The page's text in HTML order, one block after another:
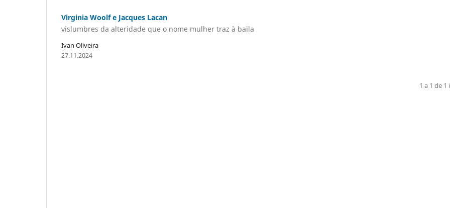
Virginia Woolf e Jacques Lacan
vislumbres da alteridade que o nome mulher traz à baila
Ivan Oliveira
27.11.2024
1 a 1 de 1